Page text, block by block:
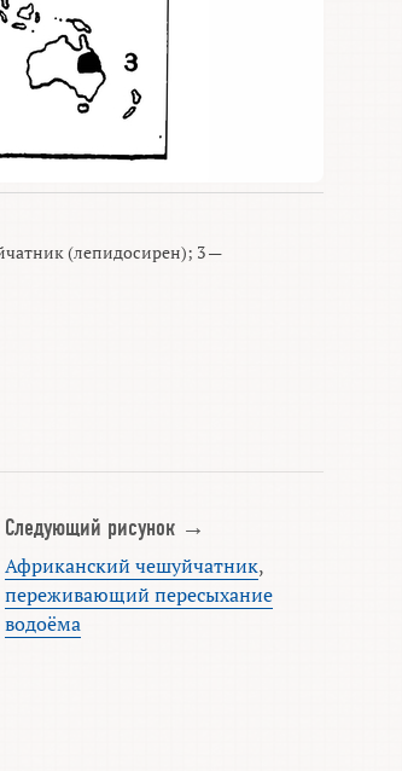
(лепидосирен); 3 —
Следующий рисунок →
Африканский чешуйчатник,
переживающий пересыхание
водоёма